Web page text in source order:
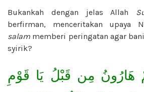
Bukankah dengan jelas Allah
berfirman, menceritakan upaya
salam memberi peringatan agar
syirik?
هَارُونُ مِن قَبْلُ يَا قَوْمِ